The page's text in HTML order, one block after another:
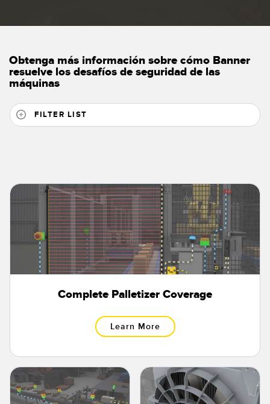
Obtenga más información sobre cómo Banner
resuelve los desafíos de seguridad de las
máquinas
FILTER LIST
Complete Palletizer Coverage
Learn More